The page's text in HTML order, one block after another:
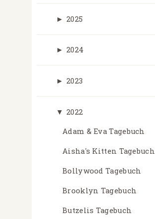
► 2025
► 2024
► 2023
▼ 2022
Adam & Eva Tagebuch
Aisha's Kitten Tagebuch
Bollywood Tagebuch
Brooklyn Tagebuch
Butzelis Tagebuch